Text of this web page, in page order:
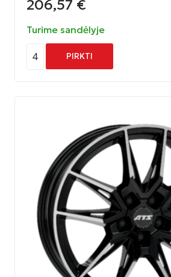
206,57 €
Turime sandėlyje
4 PIRKTI